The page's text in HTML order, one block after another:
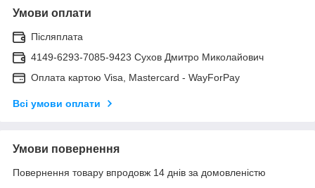
Умови оплати
Післяплата
4149-6293-7085-9423 Сухов Дмитро Миколайович
Оплата картою Visa, Mastercard - WayForPay
Всі умови оплати
Умови повернення
Повернення товару впродовж 14 днів за домовленістю